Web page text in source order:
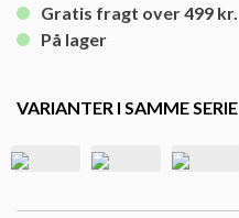
Gratis fragt over 499 kr.
På lager
VARIANTER I SAMME SERIE